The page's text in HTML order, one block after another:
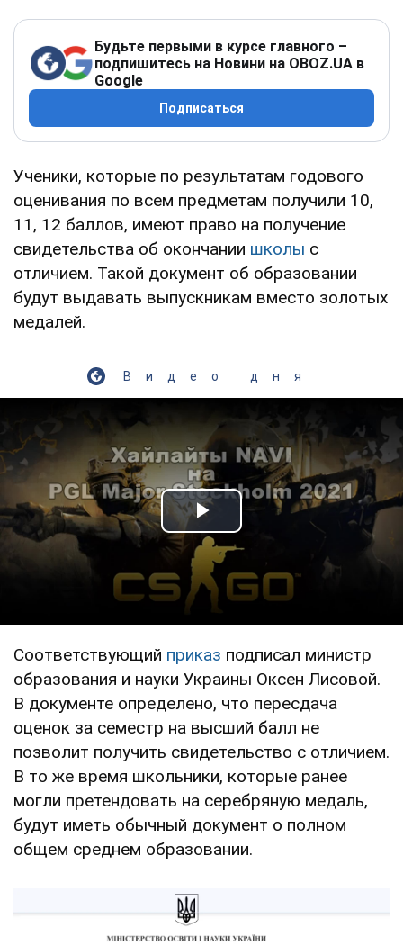
Будьте первыми в курсе главного –
подпишитесь на Новини на OBOZ.UA в
Google
Подписаться
Ученики, которые по результатам годового
оценивания по всем предметам получили 10,
11, 12 баллов, имеют право на получение
свидетельства об окончании школы с
отличием. Такой документ об образовании
будут выдавать выпускникам вместо золотых
медалей.
Видео дня
Play Video
Соответствующий приказ подписал министр
образования и науки Украины Оксен Лисовой.
В документе определено, что пересдача
оценок за семестр на высший балл не
позволит получить свидетельство с отличием.
В то же время школьники, которые ранее
могли претендовать на серебряную медаль,
будут иметь обычный документ о полном
общем среднем образовании.